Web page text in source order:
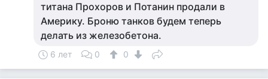
титана Прохоров и Потанин продали в
Америку. Броню танков будем теперь
делать из железобетона.
6 лет 0 0